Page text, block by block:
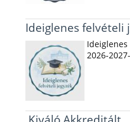
Ideiglenes felvételi
2026-